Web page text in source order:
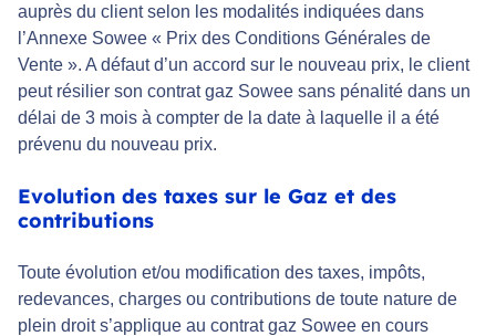
auprès du client selon les modalités indiquées dans
l’Annexe Sowee « Prix des Conditions Générales de
Vente ». A défaut d’un accord sur le nouveau prix, le client
peut résilier son contrat gaz Sowee sans pénalité dans un
délai de 3 mois à compter de la date à laquelle il a été
prévenu du nouveau prix.
Evolution des taxes sur le Gaz et des
contributions
Toute évolution et/ou modification des taxes, impôts,
redevances, charges ou contributions de toute nature de
plein droit s’applique au contrat gaz Sowee en cours